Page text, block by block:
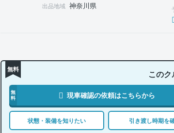
出品地域 神奈川県
無料 この
無
料
現車確認の依頼はこちらから
状態・装備を知りたい 引き渡し時期を